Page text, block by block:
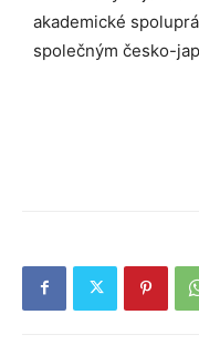
akademické
společným česko-